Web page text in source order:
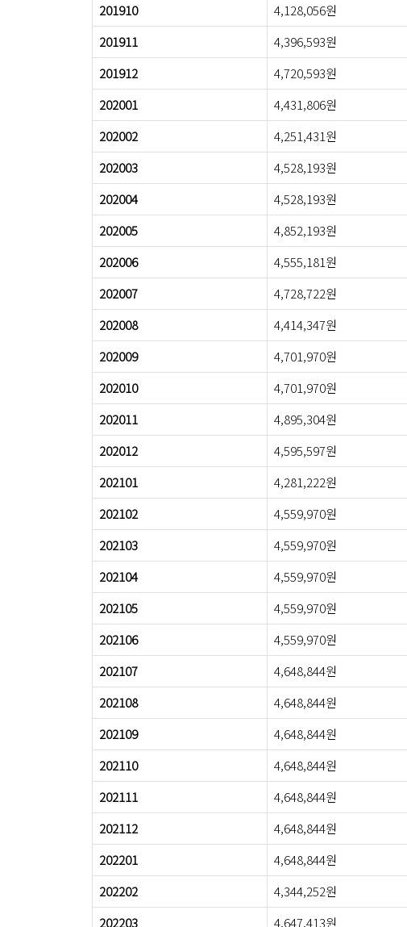
201910
4,128,056원
201911
4,396,593원
201912
4,720,593원
202001
4,431,806원
202002
4,251,431원
202003
4,528,193원
202004
4,528,193원
202005
4,852,193원
202006
4,555,181원
202007
4,728,722원
202008
4,414,347원
202009
4,701,970원
202010
4,701,970원
202011
4,895,304원
202012
4,595,597원
202101
4,281,222원
202102
4,559,970원
202103
4,559,970원
202104
4,559,970원
202105
4,559,970원
202106
4,559,970원
202107
4,648,844원
202108
4,648,844원
202109
4,648,844원
202110
4,648,844원
202111
4,648,844원
202112
4,648,844원
202201
4,648,844원
202202
4,344,252원
202203
4,647,413원